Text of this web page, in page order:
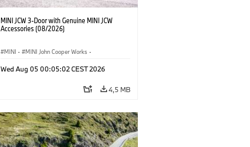
MINI JCW 3-Door with Genuine MINI JCW
Accessories (08/2026)
MINI · MINI John Cooper Works ·
Wed Aug 05 00:05:02 CEST 2026
4,5 MB